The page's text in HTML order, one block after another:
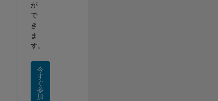
が
で
き
ま
す。
今
す
ぐ
参
加